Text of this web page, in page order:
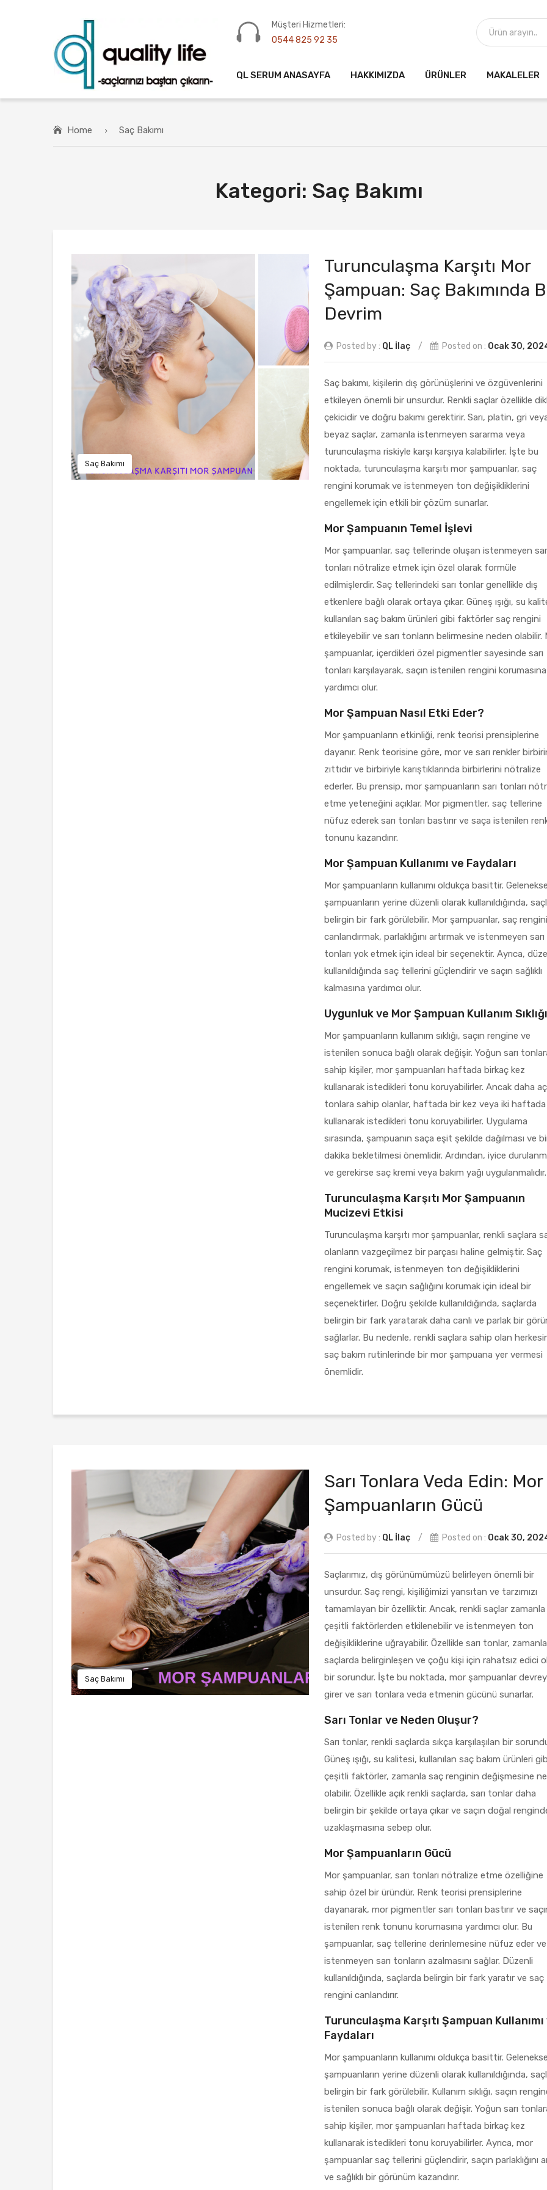
Müşteri Hizmetleri:
0544 825 92 35
QL SERUM ANASAYFA HAKKIMIZDA ÜRÜNLER MAKALELER
Home Saç Bakımı
Kategori: Saç Bakımı
Saç Bakımı
Turunculaşma Karşıtı Mor
Şampuan: Saç Bakımında
Devrim
Posted by : QL İlaç / Posted on : Ocak 30,
Saç bakımı, kişilerin dış görünüşlerini ve özgüvenlerini
etkileyen önemli bir unsurdur. Renkli saçlar özellikle
çekicidir ve doğru bakımı gerektirir. Sarı, platin, gri
beyaz saçlar, zamanla istenmeyen sararma veya
turunculaşma riskiyle karşı karşıya kalabilirler. İşte bu
noktada, turunculaşma karşıtı mor şampuanlar, saç
rengini korumak ve istenmeyen ton değişikliklerini
engellemek için etkili bir çözüm sunarlar.
Mor Şampuanın Temel İşlevi
Mor şampuanlar, saç tellerinde oluşan istenmeyen
tonları nötralize etmek için özel olarak formüle
edilmişlerdir. Saç tellerindeki sarı tonlar genellikle dış
etkenlere bağlı olarak ortaya çıkar. Güneş ışığı, su
kullanılan saç bakım ürünleri gibi faktörler saç rengini
etkileyebilir ve sarı tonların belirmesine neden olabilir.
şampuanlar, içerdikleri özel pigmentler sayesinde sarı
tonları karşılayarak, saçın istenilen rengini korumasına
yardımcı olur.
Mor Şampuan Nasıl Etki Eder?
Mor şampuanların etkinliği, renk teorisi prensiplerine
dayanır. Renk teorisine göre, mor ve sarı renkler
zıttıdır ve birbiriyle karıştıklarında birbirlerini nötralize
ederler. Bu prensip, mor şampuanların sarı tonları
etme yeteneğini açıklar. Mor pigmentler, saç tellerine
nüfuz ederek sarı tonları bastırır ve saça istenilen
tonunu kazandırır.
Mor Şampuan Kullanımı ve Faydaları
Mor şampuanların kullanımı oldukça basittir.
şampuanların yerine düzenli olarak kullanıldığında,
belirgin bir fark görülebilir. Mor şampuanlar, saç rengini
canlandırmak, parlaklığını artırmak ve istenmeyen sarı
tonları yok etmek için ideal bir seçenektir. Ayrıca,
kullanıldığında saç tellerini güçlendirir ve saçın sağlıklı
kalmasına yardımcı olur.
Uygunluk ve Mor Şampuan Kullanım Sıklığı
Mor şampuanların kullanım sıklığı, saçın rengine ve
istenilen sonuca bağlı olarak değişir. Yoğun sarı
sahip kişiler, mor şampuanları haftada birkaç kez
kullanarak istedikleri tonu koruyabilirler. Ancak daha
tonlara sahip olanlar, haftada bir kez veya iki
kullanarak istedikleri tonu koruyabilirler. Uygulama
sırasında, şampuanın saça eşit şekilde dağılması ve
dakika bekletilmesi önemlidir. Ardından, iyice
ve gerekirse saç kremi veya bakım yağı uygulanmalıdır.
Turunculaşma Karşıtı Mor Şampuanın
Mucizevi Etkisi
Turunculaşma karşıtı mor şampuanlar, renkli saçlara
olanların vazgeçilmez bir parçası haline gelmiştir. Saç
rengini korumak, istenmeyen ton değişikliklerini
engellemek ve saçın sağlığını korumak için ideal bir
seçenektirler. Doğru şekilde kullanıldığında, saçlarda
belirgin bir fark yaratarak daha canlı ve parlak bir
sağlarlar. Bu nedenle, renkli saçlara sahip olan
saç bakım rutinlerinde bir mor şampuana yer vermesi
önemlidir.
Saç Bakımı
Sarı Tonlara Veda Edin: Mor
Şampuanların Gücü
Posted by : QL İlaç / Posted on : Ocak 30,
Saçlarımız, dış görünümümüzü belirleyen önemli bir
unsurdur. Saç rengi, kişiliğimizi yansıtan ve tarzımızı
tamamlayan bir özelliktir. Ancak, renkli saçlar zamanla
çeşitli faktörlerden etkilenebilir ve istenmeyen ton
değişikliklerine uğrayabilir. Özellikle sarı tonlar, zamanla
saçlarda belirginleşen ve çoğu kişi için rahatsız edici
bir sorundur. İşte bu noktada, mor şampuanlar
girer ve sarı tonlara veda etmenin gücünü sunarlar.
Sarı Tonlar ve Neden Oluşur?
Sarı tonlar, renkli saçlarda sıkça karşılaşılan bir
Güneş ışığı, su kalitesi, kullanılan saç bakım ürünleri
çeşitli faktörler, zamanla saç renginin değişmesine
olabilir. Özellikle açık renkli saçlarda, sarı tonlar daha
belirgin bir şekilde ortaya çıkar ve saçın doğal
uzaklaşmasına sebep olur.
Mor Şampuanların Gücü
Mor şampuanlar, sarı tonları nötralize etme özelliğine
sahip özel bir üründür. Renk teorisi prensiplerine
dayanarak, mor pigmentler sarı tonları bastırır ve
istenilen renk tonunu korumasına yardımcı olur. Bu
şampuanlar, saç tellerine derinlemesine nüfuz eder ve
istenmeyen sarı tonların azalmasını sağlar. Düzenli
kullanıldığında, saçlarda belirgin bir fark yaratır ve saç
rengini canlandırır.
Turunculaşma Karşıtı Şampuan Kullanımı
Faydaları
Mor şampuanların kullanımı oldukça basittir.
şampuanların yerine düzenli olarak kullanıldığında,
belirgin bir fark görülebilir. Kullanım sıklığı, saçın
istenilen sonuca bağlı olarak değişir. Yoğun sarı
sahip kişiler, mor şampuanları haftada birkaç kez
kullanarak istedikleri tonu koruyabilirler. Ayrıca, mor
şampuanlar saç tellerini güçlendirir, saçın parlaklığını
ve sağlıklı bir görünüm kazandırır.